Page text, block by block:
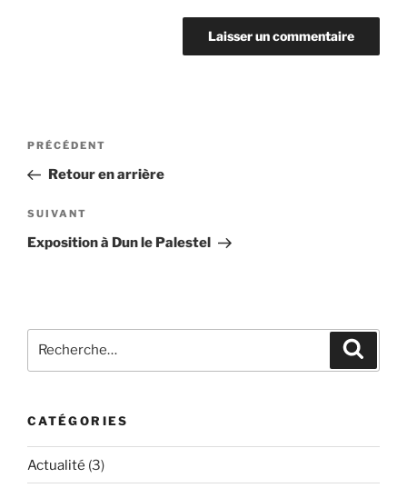
Navigation
l’article
Article
précédent
PRÉCÉDENT
Retour en arrière
Article
suivant
SUIVANT
Exposition à Dun le Palestel
pour
CATÉGORIES
Actualité (3)